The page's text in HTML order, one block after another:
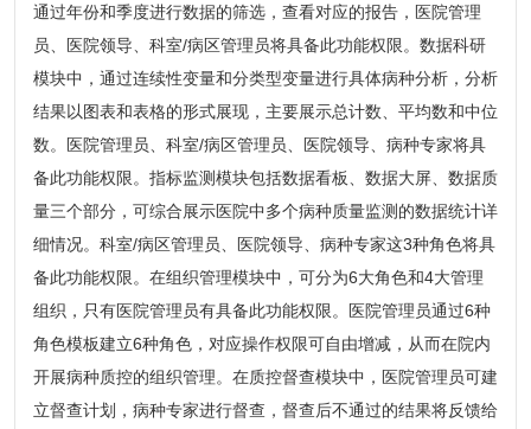
通过年份和季度进行数据的筛选，查看对应的报告，医院管理
员、医院领导、科室/病区管理员将具备此功能权限。数据科研
模块中，通过连续性变量和分类型变量进行具体病种分析，分析
结果以图表和表格的形式展现，主要展示总计数、平均数和中位
数。医院管理员、科室/病区管理员、医院领导、病种专家将具
备此功能权限。指标监测模块包括数据看板、数据大屏、数据质
量三个部分，可综合展示医院中多个病种质量监测的数据统计详
细情况。科室/病区管理员、医院领导、病种专家这3种角色将具
备此功能权限。在组织管理模块中，可分为6大角色和4大管理
组织，只有医院管理员有具备此功能权限。医院管理员通过6种
角色模板建立6种角色，对应操作权限可自由增减，从而在院内
开展病种质控的组织管理。在质控督查模块中，医院管理员可建
立督查计划，病种专家进行督查，督查后不通过的结果将反馈给